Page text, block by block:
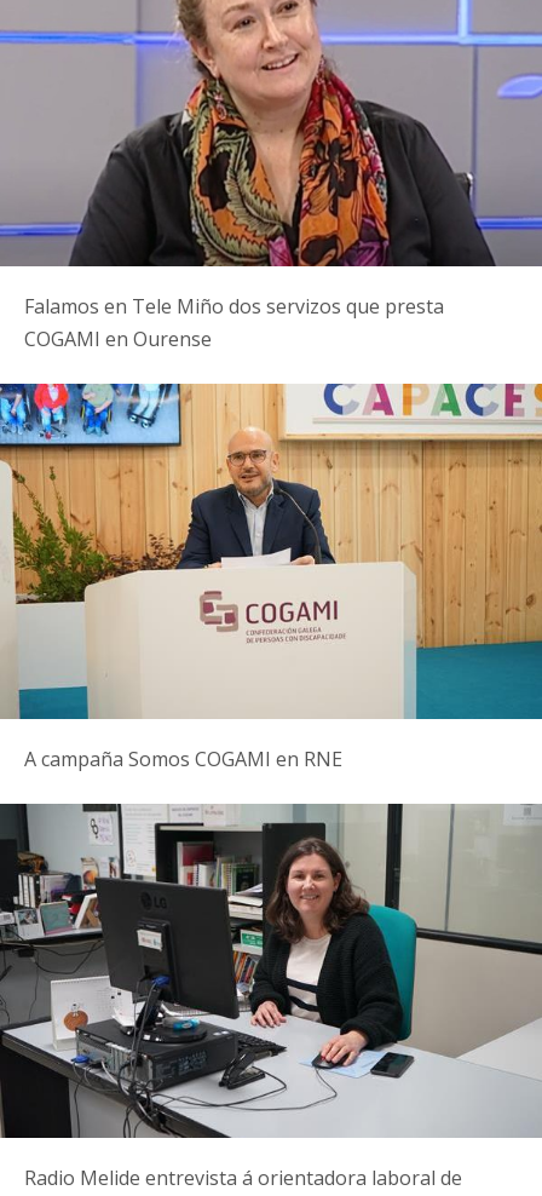
Falamos en Tele Miño dos servizos que presta
COGAMI en Ourense
A campaña Somos COGAMI en RNE
Radio Melide entrevista á orientadora laboral de